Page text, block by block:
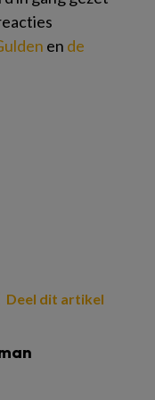
en de
Deel dit artikel